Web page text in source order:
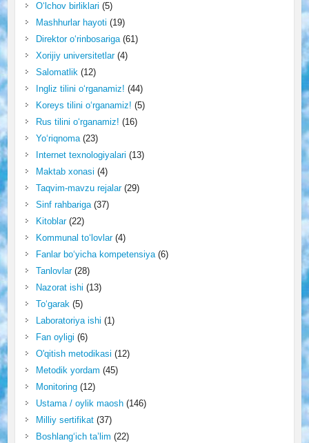
O‘lchov birliklari (5)
Mashhurlar hayoti (19)
Direktor o‘rinbosariga(61)
Xorijiy universitetlar(4)
Salomatlik(12)
Ingliz tilini o‘rganamiz! (44)
Koreys tilini o‘rganamiz! (5)
Rus tilini o‘rganamiz! (16)
Yo‘riqnoma(23)
Internet texnologiyalari (13)
Maktab xonasi (4)
Taqvim-mavzu rejalar(29)
Sinf rahbariga(37)
Kitoblar(22)
Kommunal to‘lovlar(4)
Fanlar bo‘yicha kompetensiya(6)
Tanlovlar(28)
Nazorat ishi (13)
To‘garak(5)
Laboratoriya ishi (1)
Fan oyligi (6)
O'qitish metodikasi (12)
Metodik yordam (45)
Monitoring(12)
Ustama / oylik maosh(146)
Milliy sertifikat(37)
Boshlang‘ich ta’lim (22)